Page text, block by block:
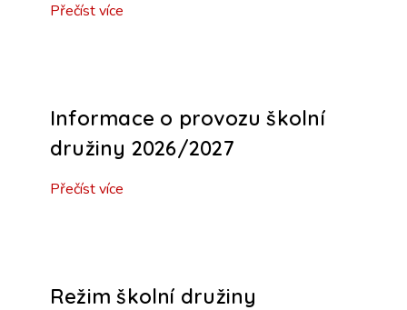
Přečíst více
Informace o provozu školní
družiny 2026/2027
Přečíst více
Režim školní družiny